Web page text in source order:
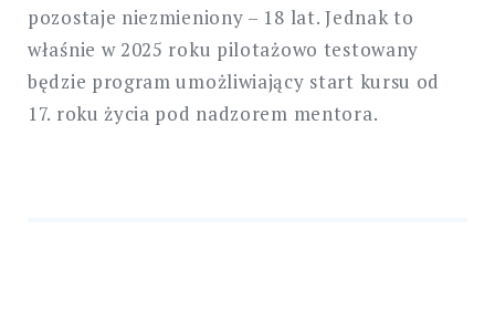
pozostaje niezmieniony – 18 lat. Jednak to
właśnie w 2025 roku pilotażowo testowany
będzie program umożliwiający start kursu od
17. roku życia pod nadzorem mentora.